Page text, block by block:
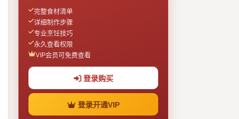
完整食材清单
详细制作步骤
专业烹饪技巧
永久查看权限
VIP会员可免费查看
登录购买
登录开通VIP